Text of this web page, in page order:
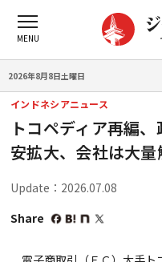
2026年8月8日土曜日
インドネシアニュース
トコペディア再編
安拡大、会社は大
Update：2026.07.08
Share